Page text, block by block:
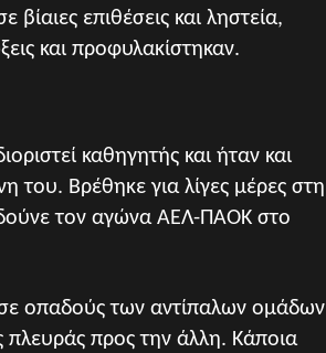
επιθέσεις και ληστεία,
και προφυλακίστηκαν.
καθηγητής και ήταν και
του. Βρέθηκε για λίγες μέρες στη
δούνε τον αγώνα ΑΕΛ-ΠΑΟΚ στο
σε οπαδούς των αντίπαλων ομάδων
πλευράς προς την άλλη. Κάποια